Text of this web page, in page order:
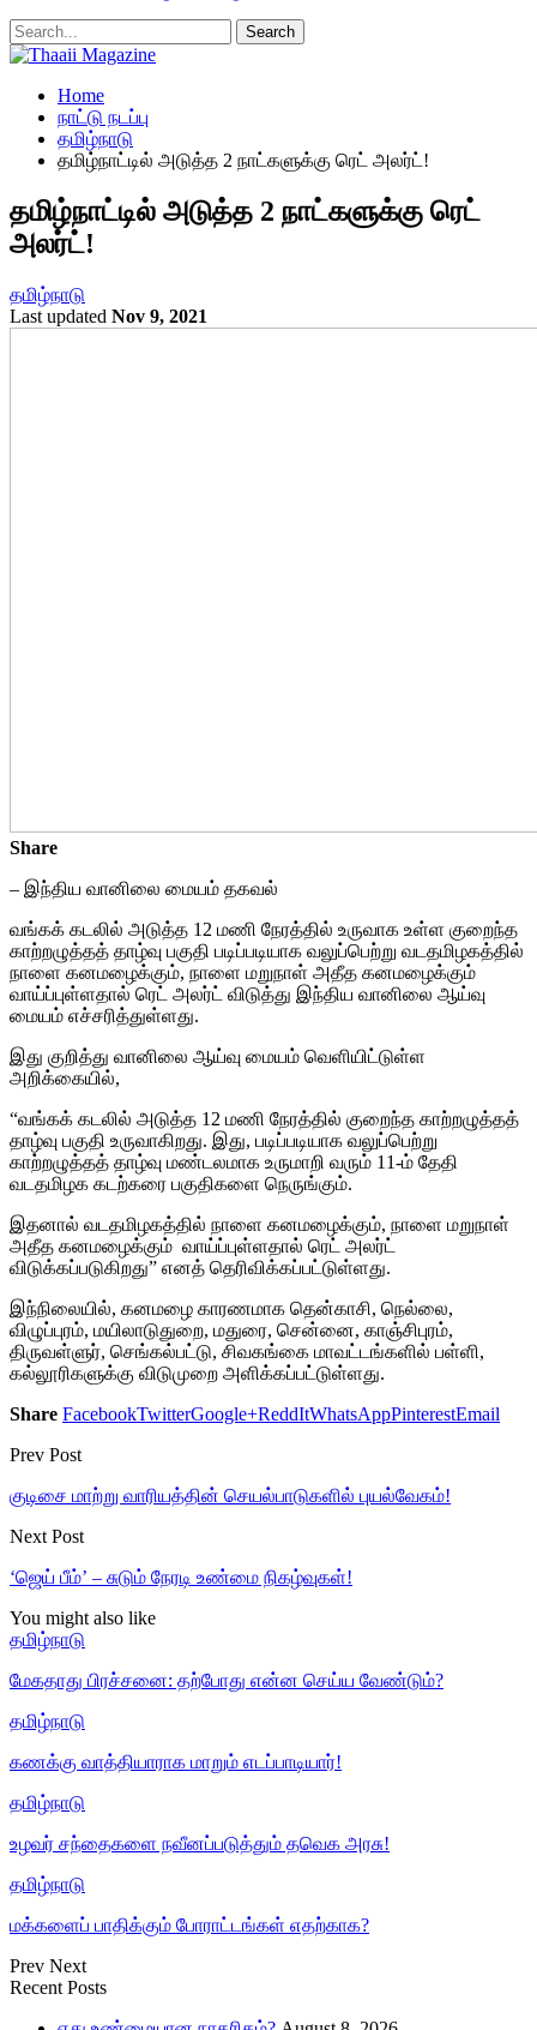
Home
நாட்டு நடப்பு
தமிழ்நாடு
தமிழ்நாட்டில் அடுத்த 2 நாட்களுக்கு ரெட் அலர்ட்!
தமிழ்நாட்டில் அடுத்த 2 நாட்களுக்கு ரெட்
அலர்ட்!
தமிழ்நாடு
Last updated Nov 9, 2021
Share
– இந்திய வானிலை மையம் தகவல்
வங்கக் கடலில் அடுத்த 12 மணி நேரத்தில் உருவாக உள்ள குறைந்த
காற்றழுத்தத் தாழ்வு பகுதி படிப்படியாக வலுப்பெற்று வடதமிழகத்தில்
நாளை கனமழைக்கும், நாளை மறுநாள் அதீத கனமழைக்கும்
வாய்ப்புள்ளதால் ரெட் அலர்ட் விடுத்து இந்திய வானிலை ஆய்வு
மையம் எச்சரித்துள்ளது.
இது குறித்து வானிலை ஆய்வு மையம் வெளியிட்டுள்ள
அறிக்கையில்,
“வங்கக் கடலில் அடுத்த 12 மணி நேரத்தில் குறைந்த காற்றழுத்தத்
தாழ்வு பகுதி உருவாகிறது. இது, படிப்படியாக வலுப்பெற்று
காற்றழுத்தத் தாழ்வு மண்டலமாக உருமாறி வரும் 11-ம் தேதி
வடதமிழக கடற்கரை பகுதிகளை நெருங்கும்.
இதனால் வடதமிழகத்தில் நாளை கனமழைக்கும், நாளை மறுநாள்
அதீத கனமழைக்கும் வாய்ப்புள்ளதால் ரெட் அலர்ட்
விடுக்கப்படுகிறது” எனத் தெரிவிக்கப்பட்டுள்ளது.
இந்நிலையில், கனமழை காரணமாக தென்காசி, நெல்லை,
விழுப்புரம், மயிலாடுதுறை, மதுரை, சென்னை, காஞ்சிபுரம்,
திருவள்ளுர், செங்கல்பட்டு, சிவகங்கை மாவட்டங்களில் பள்ளி,
கல்லூரிகளுக்கு விடுமுறை அளிக்கப்பட்டுள்ளது.
Share FacebookTwitterGoogle+ReddItWhatsAppPinterestEmail
Prev Post
குடிசை மாற்று வாரியத்தின் செயல்பாடுகளில் புயல்வேகம்!
Next Post
‘ஜெய் பீம்’ – சுடும் நேரடி உண்மை நிகழ்வுகள்!
You might also like
தமிழ்நாடு
மேகதாது பிரச்சனை: தற்போது என்ன செய்ய வேண்டும்?
தமிழ்நாடு
கணக்கு வாத்தியாராக மாறும் எடப்பாடியார்!
தமிழ்நாடு
உழவர் சந்தைகளை நவீனப்படுத்தும் தவெக அரசு!
தமிழ்நாடு
மக்களைப் பாதிக்கும் போராட்டங்கள் எதற்காக?
Prev Next
Recent Posts